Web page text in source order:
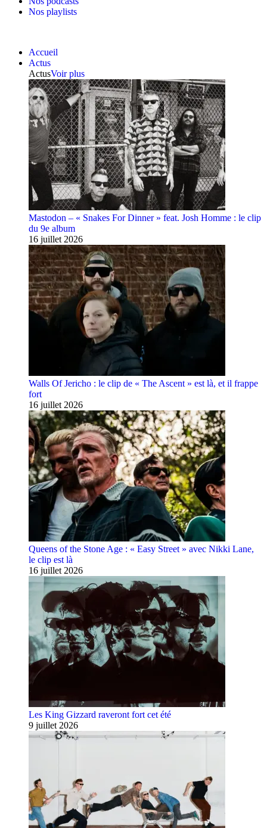
Nos playlists
Accueil
Actus
ActusVoir plus
Mastodon – « Snakes For Dinner » feat. Josh Homme : le clip
du 9e album
16 juillet 2026
Walls Of Jericho : le clip de « The Ascent » est là, et il frappe
fort
16 juillet 2026
Queens of the Stone Age : « Easy Street » avec Nikki Lane,
le clip est là
16 juillet 2026
Les King Gizzard raveront fort cet été
9 juillet 2026